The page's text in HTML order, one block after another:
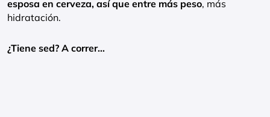
esposa en cerveza, así que entre más peso, más
hidratación.
¿Tiene sed? A correr…